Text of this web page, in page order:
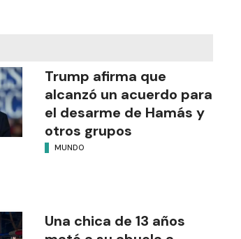
Trump afirma que
alcanzó un acuerdo para
el desarme de Hamás y
otros grupos
MUNDO
Una chica de 13 años